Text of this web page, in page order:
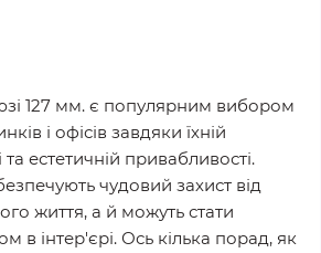
127 мм. є популярним вибором
і офісів завдяки їхній
естетичній привабливості.
чудовий захист від
життя, а й можуть стати
в інтер'єрі. Ось кілька порад, як